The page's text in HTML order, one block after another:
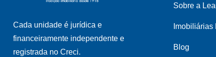
Cada unidade é jurídica e
financeiramente independente e
registrada no Creci.
Sobre a
Blog